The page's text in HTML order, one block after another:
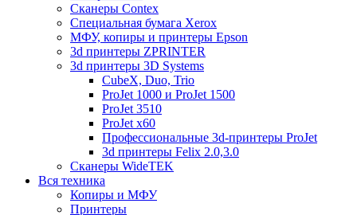
Сканеры Contex
Специальная бумага Xerox
МФУ, копиры и принтеры Epson
3d принтеры ZPRINTER
3d принтеры 3D Systems
CubeX, Duo, Trio
ProJet 1000 и ProJet 1500
ProJet 3510
ProJet x60
Профессиональные 3d-принтеры ProJet
3d принтеры Felix 2.0,3.0
Сканеры WideTEK
Вся техника
Копиры и МФУ
Принтеры